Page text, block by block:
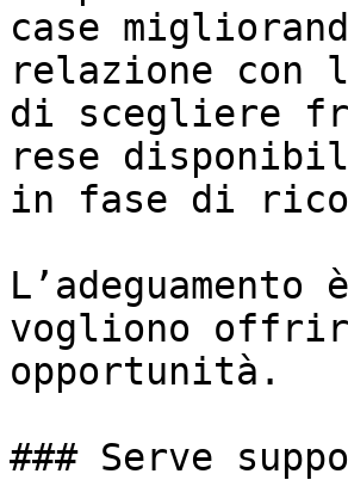
case
relazione con
di scegliere
rese
in fase di
vogliono
opportunità.
### Serve